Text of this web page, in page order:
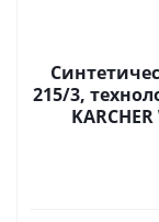
215/3,